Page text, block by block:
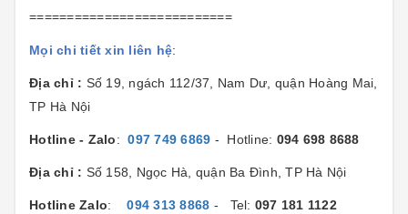
===========================
Mọi chi tiết xin liên hệ:
Địa chỉ : Số 19, ngách 112/37, Nam Dư, quận Hoàng Mai,
TP Hà Nội
Hotline - Zalo:097 749 6869 - Hotline: 094 698 8688
Địa chỉ : Số 158, Ngọc Hà, quận Ba Đình, TP Hà Nội
Hotline Zalo:094 313 8868 - Tel: 097 181 1122